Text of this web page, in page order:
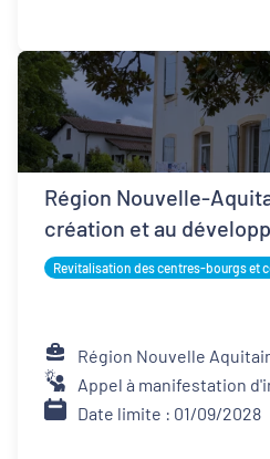
Région Nouvelle-
création et au
lieux
Revitalisation des centres-bourgs et
Région Nouvelle
Appel à manifestation
Date limite : 01/09/2028